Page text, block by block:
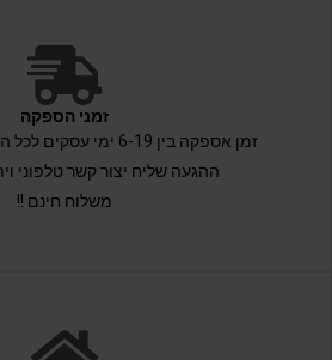
זמני הספקה
זמן אספקה בין 6-19 ימי
ההגעה שליח יצור קשר טלפוני
משלוח חינם !!